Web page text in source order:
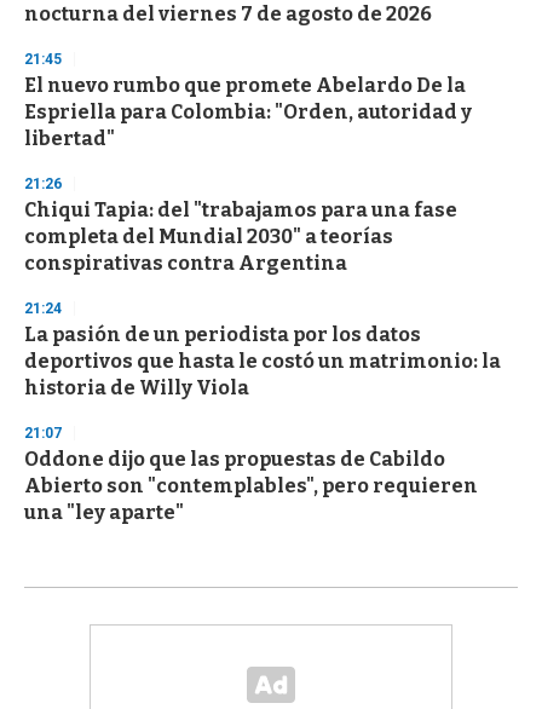
nocturna del viernes 7 de agosto de 2026
21:45
El nuevo rumbo que promete Abelardo De la
Espriella para Colombia: "Orden, autoridad y
libertad"
21:26
Chiqui Tapia: del "trabajamos para una fase
completa del Mundial 2030" a teorías
conspirativas contra Argentina
21:24
La pasión de un periodista por los datos
deportivos que hasta le costó un matrimonio: la
historia de Willy Viola
21:07
Oddone dijo que las propuestas de Cabildo
Abierto son "contemplables", pero requieren
una "ley aparte"